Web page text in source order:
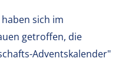
sich im
getroffen, die
Adventskalender"